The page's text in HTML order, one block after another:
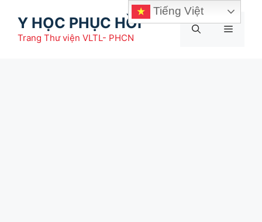
Y HỌC PHỤC HỒI
Trang Thư viện VLTL- PHCN
Menu
Tiếng Việt